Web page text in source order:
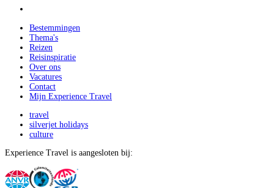
Bestemmingen
Thema's
Reizen
Reisinspiratie
Over ons
Vacatures
Contact
Mijn Experience Travel
travel
silverjet holidays
culture
Experience Travel is aangesloten bij: